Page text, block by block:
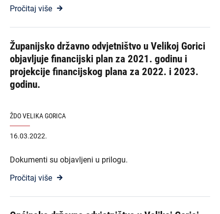
Pročitaj više
Županijsko državno odvjetništvo u Velikoj Gorici
objavljuje financijski plan za 2021. godinu i
projekcije financijskog plana za 2022. i 2023.
godinu.
ŽDO VELIKA GORICA
16.03.2022.
Dokumenti su objavljeni u prilogu.
Pročitaj više